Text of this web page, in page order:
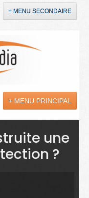
+ MENU SECONDAIRE
+ MENU PRINCIPAL
une
?